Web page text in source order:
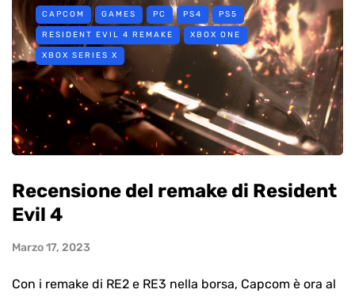
CAPCOM GAMES PC PS4 PS5
RESIDENT EVIL 4 REMAKE XBOX ONE
XBOX SERIES X
Recensione del remake di Resident
Evil 4
Marzo 17, 2023
Con i remake di RE2 e RE3 nella borsa, Capcom è ora al